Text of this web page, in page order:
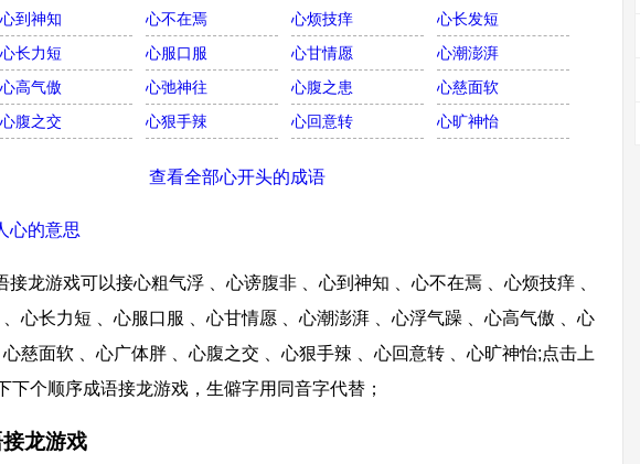
心到神知 心不在焉 心烦技痒
心长发短
心长力短 心服口服 心甘情愿
心潮澎湃
心高气傲 心弛神往 心腹之患
心慈面软
心腹之交 心狠手辣 心回意转 心旷神怡
查看全部心开头的成语
心的意思
接龙游戏可以接心粗气浮 、心谤腹非 、心到神知 、心不在焉 、心烦技痒 、
心长力短 、心服口服 、心甘情愿 、心潮澎湃 、心浮气躁 、心高气傲 、心
慈面软 、心广体胖 、心腹之交 、心狠手辣 、心回意转 、心旷神怡;点击上
下个顺序成语接龙游戏，生僻字用同音字代替；
龙游戏